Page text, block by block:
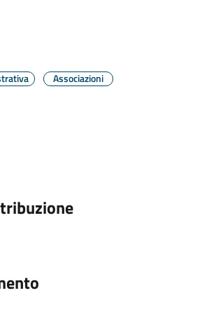
Associazioni